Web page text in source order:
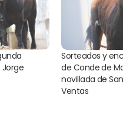
Jorge
Sorteados y
de Conde de
novillada de
Ventas